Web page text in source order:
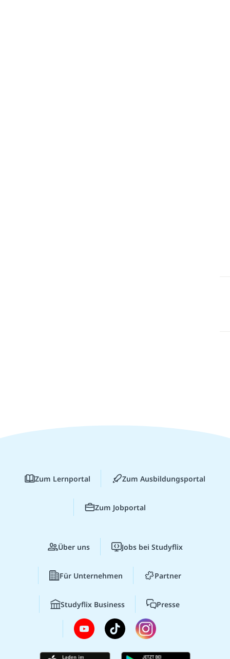
Zum Lernportal Zum Ausbildungsportal
Zum Jobportal
Über uns Jobs bei Studyflix
Für Unternehmen Partner
Studyflix Business Presse